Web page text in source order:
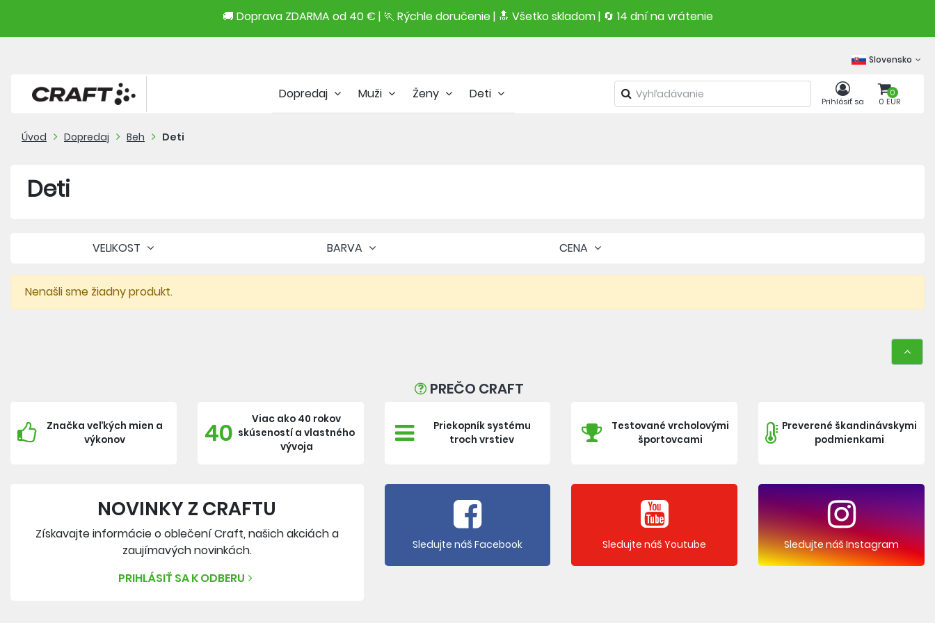
🚚 Doprava ZDARMA od 40 € | 🏃 Rýchle doručenie | 🔝 Všetko skladom | 🔄 14 dní na vrátenie
Slovensko
Dopredaj Muži Ženy Deti Prihlásiť sa
0
0 EUR
Úvod Dopredaj Beh Deti
Deti
VELIKOST BARVA CENA
Nenašli sme žiadny produkt.
PREČO CRAFT
Značka veľkých mien a
výkonov
40
Viac ako 40 rokov
skúseností a vlastného
vývoja
Priekopník systému
troch vrstiev
Testované vrcholovými
športovcami
Preverené škandinávskymi
podmienkami
NOVINKY Z CRAFTU
Získavajte informácie o oblečení Craft, našich akciách a
zaujímavých novinkách.
PRIHLÁSIŤ SA K ODBERU
Sledujte náš Facebook Sledujte náš Youtube Sledujte náš Instagram